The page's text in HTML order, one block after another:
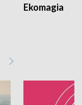
Ekomagia